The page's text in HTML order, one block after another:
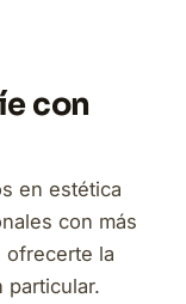
con
en estética
con más
ofrecerte la
particular.